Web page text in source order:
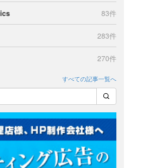
83件
283件
270件
すべての記事一覧へ